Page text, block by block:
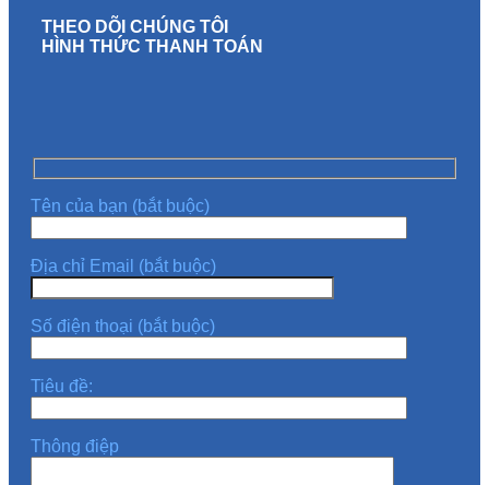
THEO DÕI CHÚNG TÔI
HÌNH THỨC THANH TOÁN
Tên của bạn (bắt buộc)
Địa chỉ Email (bắt buộc)
Số điện thoại (bắt buộc)
Tiêu đề:
Thông điệp